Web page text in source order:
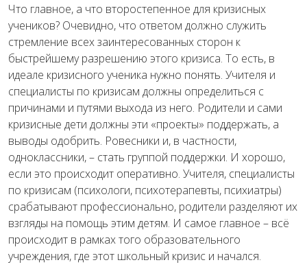
Что главное, а что второстепенное для кризисных
учеников? Очевидно, что ответом должно служить
стремление всех заинтересованных сторон к
быстрейшему разрешению этого кризиса. То есть, в
идеале кризисного ученика нужно понять. Учителя и
специалисты по кризисам должны определиться с
причинами и путями выхода из него. Родители и сами
кризисные дети должны эти «проекты» поддержать, а
выводы одобрить. Ровесники и, в частности,
одноклассники, – стать группой поддержки. И хорошо,
если это происходит оперативно. Учителя, специалисты
по кризисам (психологи, психотерапевты, психиатры)
срабатывают профессионально, родители разделяют их
взгляды на помощь этим детям. И самое главное – всё
происходит в рамках того образовательного
учреждения, где этот школьный кризис и начался.